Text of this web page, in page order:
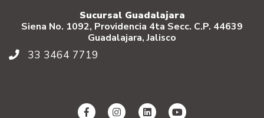
Sucursal Guadalajara
Siena No. 1092, Providencia 4ta Secc. C.P. 44639
Guadalajara, Jalisco
33 3464 7719